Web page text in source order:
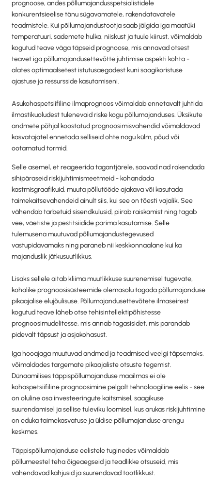
prognoose, andes põllumajandusspetsialistidele
konkurentsieelise tänu sügavamatele, rakendatavatele
teadmistele. Kui põllumajandustootja saab jälgida iga maatüki
temperatuuri, sademete hulka, niiskust ja tuule kiirust, võimaldab
kogutud teave väga täpseid prognoose, mis annavad otsest
teavet iga põllumajandusettevõtte juhtimise aspekti kohta -
alates optimaalsetest istutusaegadest kuni saagikoristuse
ajastuse ja ressursside kasutamiseni.
Asukohaspetsiifiline ilmaprognoos võimaldab ennetavalt juhtida
ilmastikuoludest tulenevaid riske kogu põllumajanduses. Üksikute
andmete põhjal koostatud prognoosimisvahendid võimaldavad
kasvatajatel ennetada selliseid ohte nagu külm, põud või
ootamatud tormid.
Selle asemel, et reageerida tagantjärele, saavad nad rakendada
sihipäraseid riskijuhtimismeetmeid - kohandada
kastmisgraafikuid, muuta põllutööde ajakava või kasutada
taimekaitsevahendeid ainult siis, kui see on tõesti vajalik. See
vähendab tarbetuid sisendkulusid, piirab raiskamist ning tagab
vee, väetiste ja pestitsiidide parima kasutamise. Selle
tulemusena muutuvad põllumajandustegevused
vastupidavamaks ning paraneb nii keskkonnaalane kui ka
majanduslik jätkusuutlikkus.
Lisaks sellele aitab kliima muutlikkuse suurenemisel tugevate,
kohalike prognoosisüsteemide olemasolu tagada põllumajanduse
pikaajalise elujõulisuse. Põllumajandusettevõtete ilmaseirest
kogutud teave läheb otse tehisintellektipõhistesse
prognoosimudelitesse, mis annab tagasisidet, mis parandab
pidevalt täpsust ja asjakohasust.
Iga hooajaga muutuvad andmed ja teadmised veelgi täpsemaks,
võimaldades targemate pikaajaliste otsuste tegemist.
Dünaamilises täppispõllumajanduse maailmas ei ole
kohaspetsiifiline prognoosimine pelgalt tehnoloogiline eelis - see
on oluline osa investeeringute kaitsmisel, saagikuse
suurendamisel ja sellise tuleviku loomisel, kus arukas riskijuhtimine
on eduka taimekasvatuse ja üldise põllumajanduse arengu
keskmes.
Täppispõllumajanduse eelistele tuginedes võimaldab
põllumeestel teha õigeaegseid ja teadlikke otsuseid, mis
vähendavad kahjusid ja suurendavad tootlikkust.